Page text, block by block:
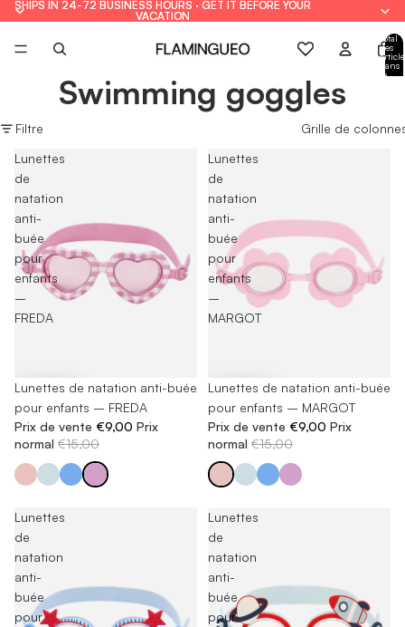
SHIPS IN 24-72 BUSINESS HOURS · GET IT BEFORE YOUR
VACATION
SHIPS IN 24-72 BUSINESS HOURS · GET IT BEFORE YOUR
VACATION
Total
des
dans
le
Swimming goggles
Filtre
Grille de
Lunettes
de
natation
anti-
buée
pour
enfants
–
FREDA
-40%
Lunettes de natation anti-buée
pour enfants – FREDA
Prix de vente €9,00 Prix
normal €15,00
Lunettes
de
natation
anti-
buée
pour
enfants
–
MARGOT
-40%
Lunettes de natation anti-buée
pour enfants – MARGOT
Prix de vente €9,00 Prix
normal €15,00
Lunettes
de
natation
anti-
buée
pour
Lunettes
de
natation
anti-
buée
pour